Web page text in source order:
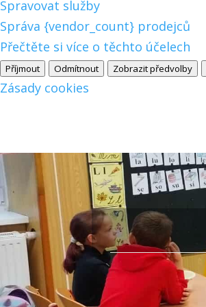
Spravovat služby
Správa {vendor_count} prodejců
Přečtěte si více o těchto účelech
Příjmout Odmítnout Zobrazit předvolby
Zásady cookies